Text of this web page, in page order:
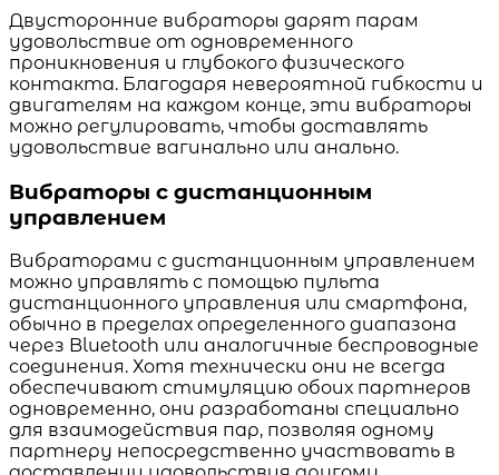
Двусторонние вибраторы дарят парам
удовольствие от одновременного
проникновения и глубокого физического
контакта. Благодаря невероятной гибкости и
двигателям на каждом конце, эти вибраторы
можно регулировать, чтобы доставлять
удовольствие вагинально или анально.
Вибраторы с дистанционным
управлением
Вибраторами с дистанционным управлением
можно управлять с помощью пульта
дистанционного управления или смартфона,
обычно в пределах определенного диапазона
через Bluetooth или аналогичные беспроводные
соединения. Хотя технически они не всегда
обеспечивают стимуляцию обоих партнеров
одновременно, они разработаны специально
для взаимодействия пар, позволяя одному
партнеру непосредственно участвовать в